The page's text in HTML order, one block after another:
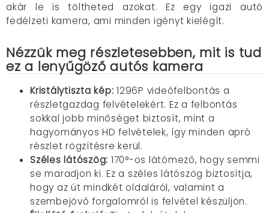
akár le is töltheted azokat. Ez egy igazi autó
fedélzeti kamera, ami minden igényt kielégít.
Nézzük meg részletesebben, mit is tud
ez a lenyűgöző autós kamera
Kristálytiszta kép: 1296P videófelbontás a
részletgazdag felvételekért. Ez a felbontás
sokkal jobb minőséget biztosít, mint a
hagyományos HD felvételek, így minden apró
részlet rögzítésre kerül.
Széles látószög: 170°-os látómező, hogy semmi
se maradjon ki. Ez a széles látószög biztosítja,
hogy az út mindkét oldaláról, valamint a
szembejövő forgalomról is felvétel készüljön.